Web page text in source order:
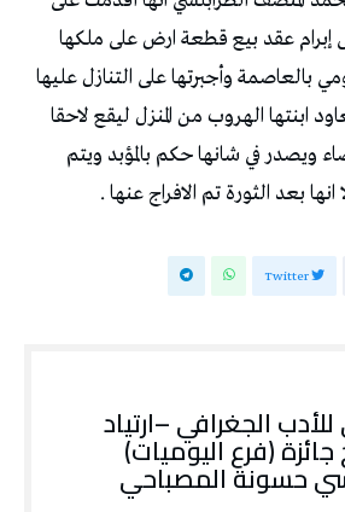
إبرام عقد بيع قطعة ارض على ملكها
بالعاصمة وأجبرتها على التنازل عليها
ابنتها الهروب من المنزل ليقع لاحقا
ويصدر في شانها حكم بالمؤبد ويتم
بعد الثورة تم الافراج عنها .
Twitter
للأدب الجغرافي –ارتياد
(فرع اليوميات)
حسونة المصباحي